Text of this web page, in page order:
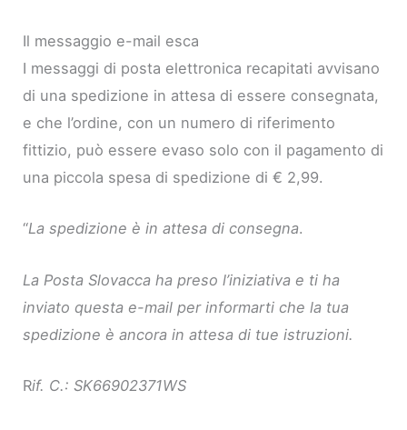
Il messaggio e-mail esca
I messaggi di posta elettronica recapitati avvisano
di una spedizione in attesa di essere consegnata,
e che l’ordine, con un numero di riferimento
fittizio, può essere evaso solo con il pagamento di
una piccola spesa di spedizione di € 2,99.
“La spedizione è in attesa di consegna.
La Posta Slovacca ha preso l’iniziativa e ti ha
inviato questa e-mail per informarti che la tua
spedizione è ancora in attesa di tue istruzioni.
Rif. C.: SK66902371WS